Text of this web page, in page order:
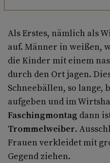
Als Erstes, nämlich als
auf. Männer in weißen,
die Kinder mit einem
durch den Ort jagen.
Schneebällen, so lange,
aufgeben und im
Faschingmontag dann
Trommelweiber.
Frauen verkleidet mit
Gegend ziehen.